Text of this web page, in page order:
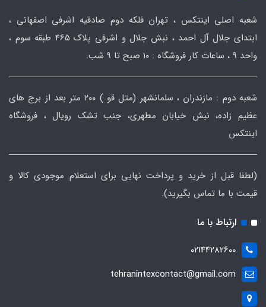
شعبه اصلی اینتکس ، تهران فلکه دوم صادقیه اشرفی اصفهانی ،
ابتدای جلال آل احمد ، نبش جلال و اشرفی پلاک 465 طبقه سوم ،
واحد ۹ ، ساعات کار فروشگاه : ۱۰ صبح تا ۹ شب.
شعبه دوم : مازندران ، سلمانشهر (متل قو ) ۲۰۰ متر بعد از برج های
عظیم زاده، نبش خیابان مطهری، جنب تشک رویال ، فروشگاه
اینتکس
(لطفا قبل از خرید و پرداخت نهایی برای استعلام موجودی کالا و
قیمت با ما تماس بگیرید).
ارتباط با ما
02144282600
tehranintexcontact@gmail.com